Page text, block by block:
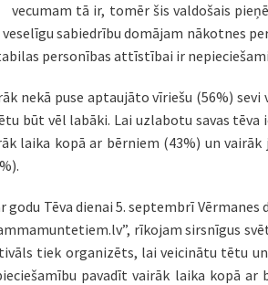
vecumam tā ir, tomēr šis valdošais
veselīgu sabiedrību domājam nākotnes
personības attīstībai ir nepieciešami
nekā puse aptaujāto vīriešu (56%)
būt vēl labāki. Lai uzlabotu savas tēva
laika kopā ar bērniem (43%) un vairāk
godu Tēva dienai 5. septembrī
rīkojam sirsnīgus
tiek organizēts, lai veicinātu tētu
pavadīt vairāk laika kopā